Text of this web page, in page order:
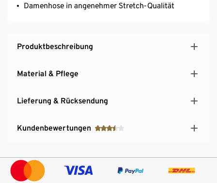
Damenhose in angenehmer Stretch-Qualität
Produktbeschreibung
Material & Pflege
Lieferung & Rücksendung
Kundenbewertungen